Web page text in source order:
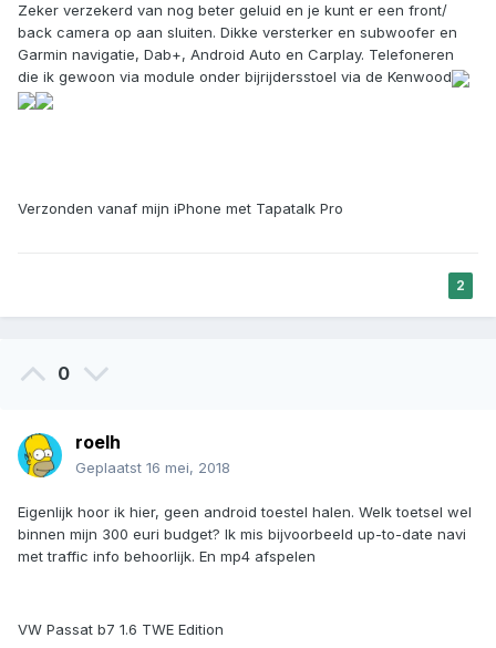
Zeker verzekerd van nog beter geluid en je kunt er een front/
back camera op aan sluiten. Dikke versterker en subwoofer en
Garmin navigatie, Dab+, Android Auto en Carplay. Telefoneren
die ik gewoon via module onder bijrijdersstoel via de Kenwood
Verzonden vanaf mijn iPhone met Tapatalk Pro
2
0
roelh
Geplaatst 16 mei, 2018
Eigenlijk hoor ik hier, geen android toestel halen. Welk toetsel wel
binnen mijn 300 euri budget? Ik mis bijvoorbeeld up-to-date navi
met traffic info behoorlijk. En mp4 afspelen
VW Passat b7 1.6 TWE Edition